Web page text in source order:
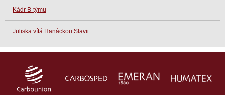
Kádr B-týmu
Juliska vítá Hanáckou Slavii